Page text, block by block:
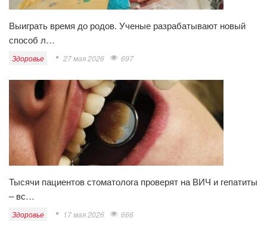
Выиграть время до родов. Ученые разрабатывают новый
способ л…
Здоровье 27 мая 2026 697
Тысячи пациентов стоматолога проверят на ВИЧ и гепатиты
– вс…
Здоровье 17 мая 2026 666